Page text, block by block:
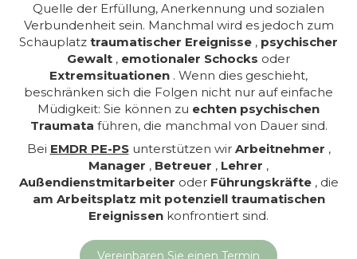
Quelle der Erfüllung, Anerkennung und sozialen
Verbundenheit sein. Manchmal wird es jedoch zum
Schauplatz traumatischer Ereignisse , psychischer
Gewalt , emotionaler Schocks oder
Extremsituationen . Wenn dies geschieht,
beschränken sich die Folgen nicht nur auf einfache
Müdigkeit: Sie können zu echten psychischen
Traumata führen, die manchmal von Dauer sind.
Bei EMDR PE-PSunterstützen wir Arbeitnehmer ,
Manager , Betreuer , Lehrer ,
Außendienstmitarbeiter oder Führungskräfte, die
am Arbeitsplatz mit potenziell traumatischen
Ereignissen konfrontiert sind.
Vereinbaren Sie einen Termin